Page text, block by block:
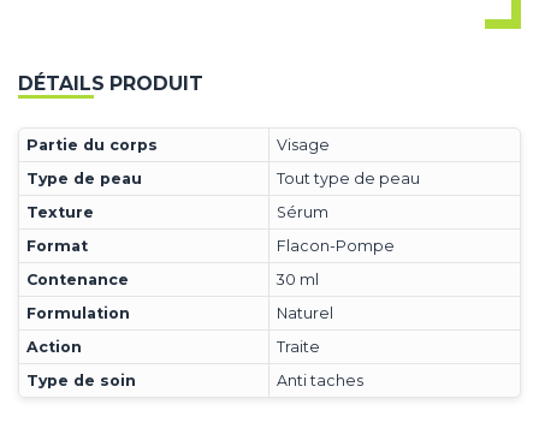
DÉTAILS PRODUIT
Partie du corps
Visage
Type de peau
Tout type de peau
Texture
Sérum
Format
Flacon-Pompe
Contenance
30 ml
Formulation
Naturel
Action
Traite
Type de soin
Anti taches